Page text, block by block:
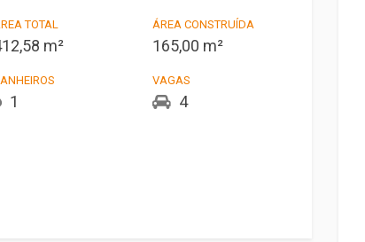
TOTAL
m²
ÁREA CONSTRUÍDA
165,00 m²
1
VAGAS
4